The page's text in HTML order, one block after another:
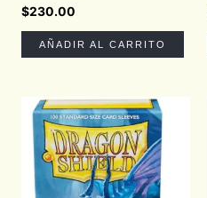
$230.00
AÑADIR AL CARRITO